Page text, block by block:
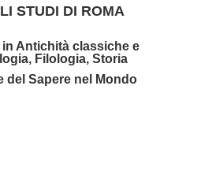
STUDI DI ROMA
Antichità classiche e
Filologia, Storia
del Sapere nel Mondo